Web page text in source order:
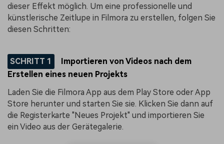
dieser Effekt möglich. Um eine professionelle und
künstlerische Zeitlupe in Filmora zu erstellen, folgen Sie
diesen Schritten:
SCHRITT 1
Importieren von Videos nach dem
Erstellen eines neuen Projekts
Laden Sie die Filmora App aus dem Play Store oder App
Store herunter und starten Sie sie. Klicken Sie dann auf
die Registerkarte "Neues Projekt" und importieren Sie
ein Video aus der Gerätegalerie.